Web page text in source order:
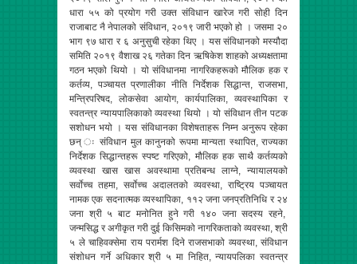
धारा ५५ को प्रयोग गरी उक्त संविधान खारेज गरी सोही दिन
राजाबाट नै नेपालको संविधान, २०१९ जारी भएको हो । जसमा २०
भाग ९७ धारा र ६ अनुसुची रहेका थिए । यस संविधानको मस्यौदा
समिति २०१९ वैशाख २६ गतेका दिन ऋषिकेश शाहको अध्यक्षतामा
गठन भएको थियो । यो संविधानमा नागरिकहरूको मौलिक हक र
कर्तव्य, पञ्चायत प्रणालीका नीति निर्देशक सिद्धान्त, राजसभा,
मन्त्रिपरिषद, लोकसेवा आयोग, कार्यपालिका, व्यवस्थापिका र
स्वतन्त्र न्यायपालिकाको व्यवस्था थियो । यो संविधान तीन पटक
सशोधन भयो । यस संविधानका विशेषताहरू निम्न अनुरूप रहेका
छन् ः संविधान मुल कानुनको रूपमा मान्यता स्थापित, राज्यका
निर्देशक सिद्धान्तहरू स्पष्ट गरिएको, मौलिक हक साथै कर्तव्यको
व्यवस्था खास खास अवस्थामा प्रतिबन्ध लाग्ने, न्यायालयको
सर्वाेच्च तहमा, सर्वाेच्च अदालतको व्यवस्था, राष्ट्रिय पञ्चायत
नामक एक सदनात्मक व्यस्थापिका, ११२ जना जनप्रतिनिधि र २४
जना श्री ५ बाट मनोनित हुने गरी १४० जना सदस्य रहने,
जन्मसिद्ध र अगीकृत गरी दुई किसिमको नागरिकताको व्यवस्था, श्री
५ ले चाहिवक्सेमा राय परार्मश दिने राजसभाको व्यवस्था, संविधान
संशोधन गर्ने अधिकार श्री ५ मा निहित, न्यायपलिका स्वतन्त्र